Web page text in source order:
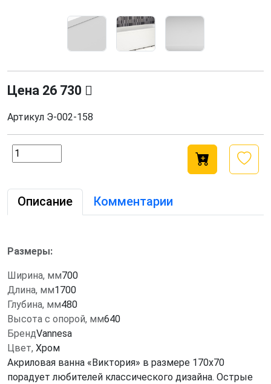
Цена 26 730
Артикул Э-002-158
Описание Комментарии
Размеры:
Ширина, мм700
Длина, мм1700
Глубина, мм480
Высота с опорой, мм640
БрендVannesa
Цвет, Хром
Акриловая ванна «Виктория» в размере 170х70
порадует любителей классического дизайна. Острые